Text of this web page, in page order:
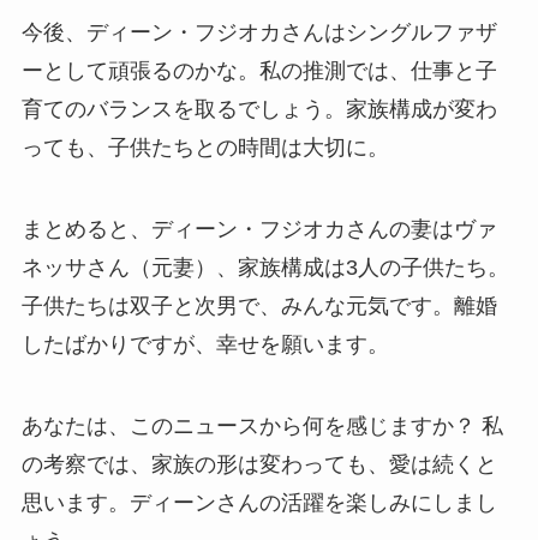
今後、ディーン・フジオカさんはシングルファザ
ーとして頑張るのかな。私の推測では、仕事と子
育てのバランスを取るでしょう。家族構成が変わ
っても、子供たちとの時間は大切に。
まとめると、ディーン・フジオカさんの妻はヴァ
ネッサさん（元妻）、家族構成は3人の子供たち。
子供たちは双子と次男で、みんな元気です。離婚
したばかりですが、幸せを願います。
あなたは、このニュースから何を感じますか？ 私
の考察では、家族の形は変わっても、愛は続くと
思います。ディーンさんの活躍を楽しみにしまし